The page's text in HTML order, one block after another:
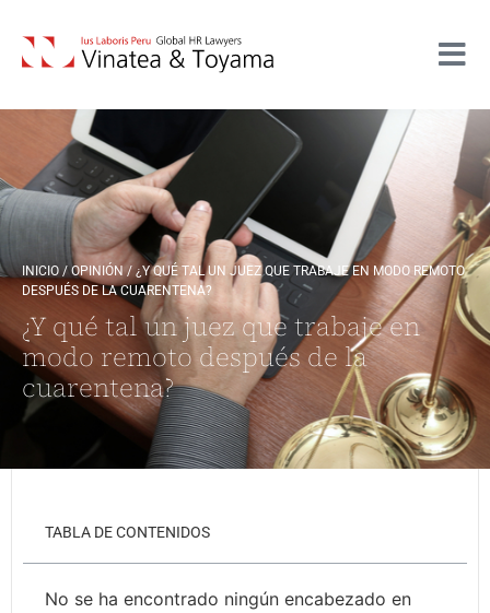
INICIO /OPINIÓN / ¿Y QUÉ TAL UN JUEZ QUE TRABAJE EN MODO REMOTO
DESPUÉS DE LA CUARENTENA?
¿Y qué tal un juez que trabaje en
modo remoto después de la
cuarentena?
TABLA DE CONTENIDOS
No se ha encontrado ningún encabezado en